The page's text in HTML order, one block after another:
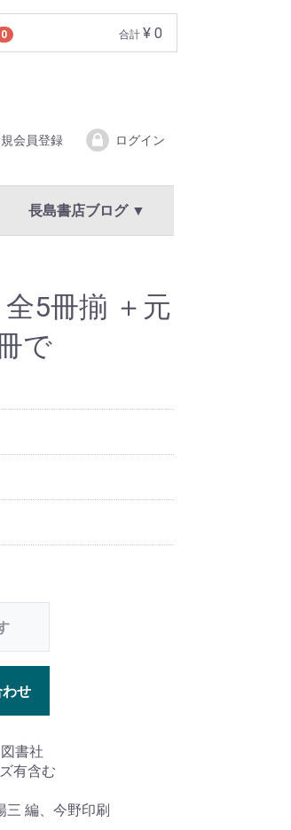
0 合計 ¥ 0
会員登録 ログイン
長島書店ブログ ▼
5冊揃 ＋元
で
せ
書社
有含む
三 編、今野印刷